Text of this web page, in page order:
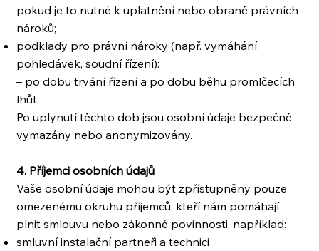
pokud je to nutné k uplatnění nebo obraně právních
nároků;
podklady pro právní nároky (např. vymáhání
pohledávek, soudní řízení):
– po dobu trvání řízení a po dobu běhu promlčecích
lhůt.
Po uplynutí těchto dob jsou osobní údaje bezpečně
vymazány nebo anonymizovány.
4. Příjemci osobních údajů
Vaše osobní údaje mohou být zpřístupněny pouze
omezenému okruhu příjemců, kteří nám pomáhají
plnit smlouvu nebo zákonné povinnosti, například:
smluvní instalační partneři a technici